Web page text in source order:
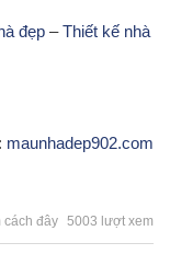
đẹp –Thiết kế nhà
maunhadep902.com
cách đây 5003 lượt xem